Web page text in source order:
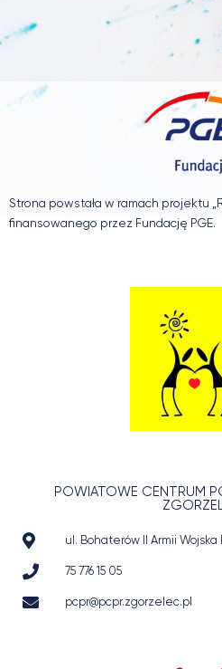
Strona powstała w ramach projektu
finansowanego przez Fundację PGE.
POWIATOWE CENTRUM
ul. Bohaterów II Armii
75 776 15 05
pcpr@pcpr.zgorzelec.pl